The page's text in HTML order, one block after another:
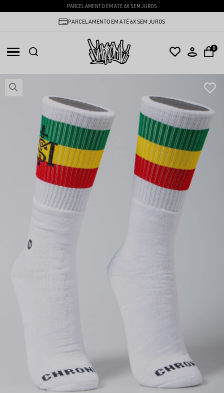
PARCELAMENTO EM ATÉ 6X SEM JUROS
PARCELAMENTO EM ATÉ 6X SEM JUROS
0